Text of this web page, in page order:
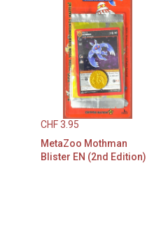
CHF3.95
MetaZoo Mothman
Blister EN (2nd Edition)